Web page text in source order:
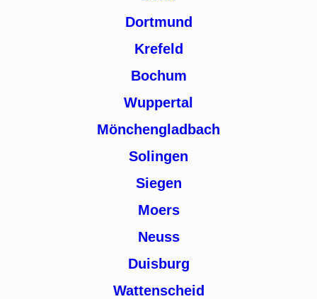
Dortmund
Krefeld
Bochum
Wuppertal
Mönchengladbach
Solingen
Siegen
Moers
Neuss
Duisburg
Wattenscheid